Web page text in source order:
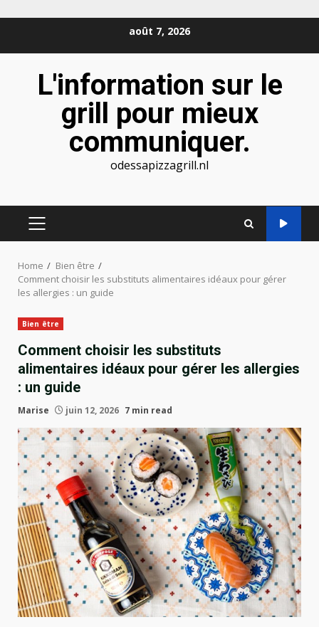
août 7, 2026
L'information sur le
grill pour mieux
communiquer.
odessapizzagrill.nl
PRIMARY
Home
Bien être
Comment choisir les substituts alimentaires idéaux pour gérer
les allergies : un guide
Bien être
Comment choisir les substituts
alimentaires idéaux pour gérer les allergies
: un guide
Marise juin 12, 2026 7 min read